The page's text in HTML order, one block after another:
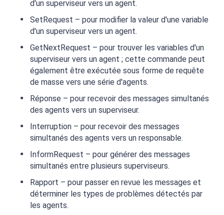
d'un superviseur vers un agent.
SetRequest – pour modifier la valeur d'une variable
d'un superviseur vers un agent.
GetNextRequest – pour trouver les variables d'un
superviseur vers un agent ; cette commande peut
également être exécutée sous forme de requête
de masse vers une série d'agents.
Réponse – pour recevoir des messages simultanés
des agents vers un superviseur.
Interruption – pour recevoir des messages
simultanés des agents vers un responsable.
InformRequest – pour générer des messages
simultanés entre plusieurs superviseurs.
Rapport – pour passer en revue les messages et
déterminer les types de problèmes détectés par
les agents.